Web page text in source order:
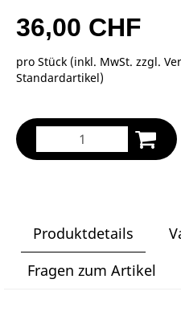
36,00 CHF
pro Stück (inkl. MwSt. zzgl.
Standardartikel)
Produktdetails
Fragen zum Artikel